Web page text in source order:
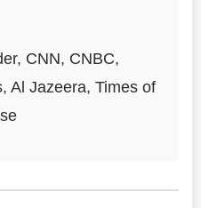
CNN, CNBC,
Al Jazeera, Times of